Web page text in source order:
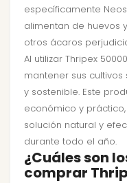
específicamente
alimentan de huevos
otros ácaros
Al utilizar Thripex
mantener sus
y sostenible. Este
económico y
solución natural y
durante todo el año.
¿Cuáles son
comprar